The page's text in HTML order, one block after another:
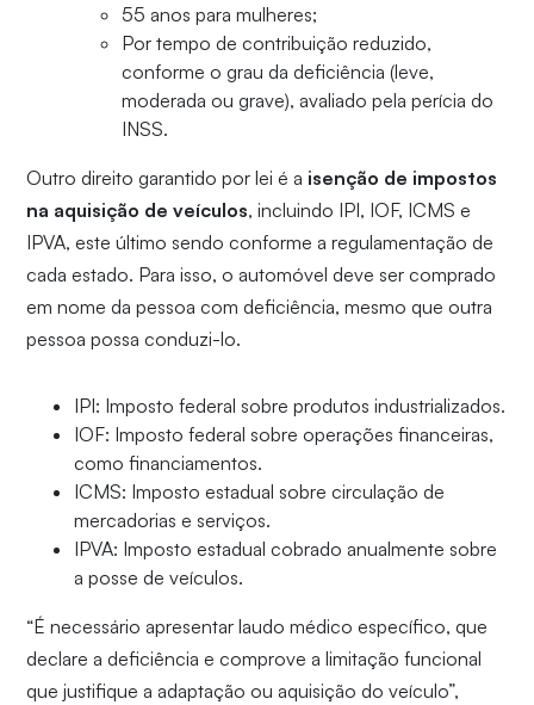
55 anos para mulheres;
Por tempo de contribuição reduzido,
conforme o grau da deficiência (leve,
moderada ou grave), avaliado pela perícia do
INSS.
Outro direito garantido por lei é a isenção de impostos
na aquisição de veículos, incluindo IPI, IOF, ICMS e
IPVA, este último sendo conforme a regulamentação de
cada estado. Para isso, o automóvel deve ser comprado
em nome da pessoa com deficiência, mesmo que outra
pessoa possa conduzi-lo.
IPI: Imposto federal sobre produtos industrializados.
IOF: Imposto federal sobre operações financeiras,
como financiamentos.
ICMS: Imposto estadual sobre circulação de
mercadorias e serviços.
IPVA: Imposto estadual cobrado anualmente sobre
a posse de veículos.
“É necessário apresentar laudo médico específico, que
declare a deficiência e comprove a limitação funcional
que justifique a adaptação ou aquisição do veículo”,